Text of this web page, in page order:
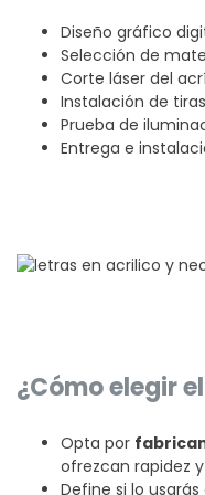
Diseño gráfico
Selección de
Corte láser del
Instalación de tiras
Prueba de
Entrega e
¿Cómo elegir
Opta por
ofrezcan rapidez
Define si lo